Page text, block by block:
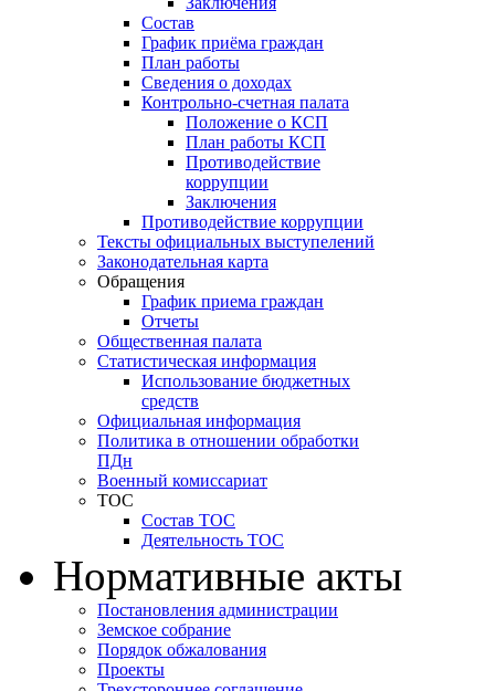
Состав
График приёма граждан
План работы
Сведения о доходах
Контрольно-счетная палата
Положение о КСП
План работы КСП
Противодействие
коррупции
Заключения
Противодействие коррупции
Тексты официальных выступелений
Законодательная карта
Обращения
График приема граждан
Отчеты
Общественная палата
Статистическая информация
Использование бюджетных
средств
Официальная информация
Политика в отношении обработки
ПДн
Военный комиссариат
ТОС
Состав ТОС
Деятельность ТОС
Нормативные акты
Постановления администрации
Земское собрание
Порядок обжалования
Проекты